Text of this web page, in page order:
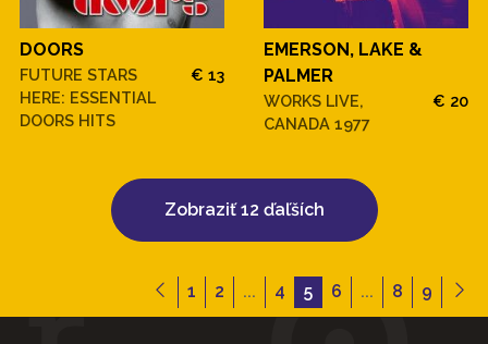
DOORS
FUTURE STARS
HERE: ESSENTIAL
DOORS HITS
€ 13
EMERSON, LAKE &
PALMER
WORKS LIVE,
CANADA 1977
€ 20
Zobraziť 12 ďaľších
1 2 ... 4 5 6 ... 8 9